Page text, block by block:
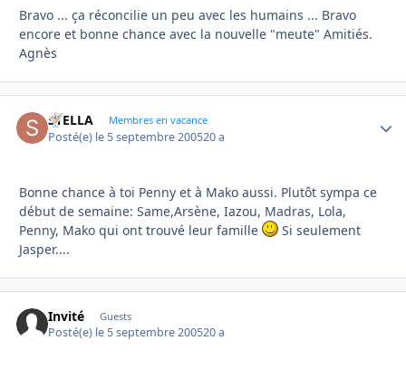
Bravo ... ça réconcilie un peu avec les humains ... Bravo
encore et bonne chance avec la nouvelle "meute" Amitiés.
Agnès
STELLA Membres en vacance
Posté(e) le 5 septembre 200520 a
Bonne chance à toi Penny et à Mako aussi. Plutôt sympa ce
début de semaine: Same,Arsène, Iazou, Madras, Lola,
Penny, Mako qui ont trouvé leur famille
Si seulement
Jasper....
Invité Guests
Posté(e) le 5 septembre 200520 a